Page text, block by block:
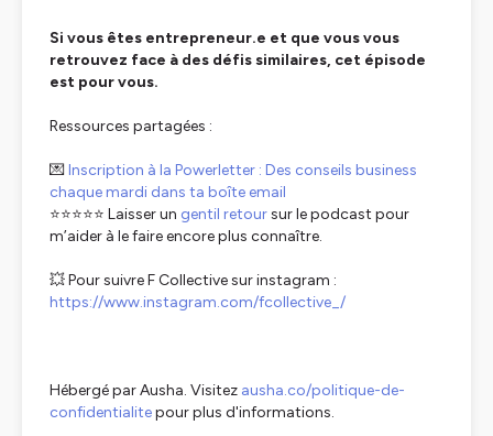
Si vous êtes entrepreneur.e et que vous vous
retrouvez face à des défis similaires, cet épisode
est pour vous.
Ressources partagées :
💌 Inscription à la Powerletter : Des conseils business
chaque mardi dans ta boîte email
⭐️⭐️⭐️⭐️⭐️ Laisser un gentil retoursur le podcast pour
m’aider à le faire encore plus connaître.
💥 Pour suivre F Collective sur instagram :
https://www.instagram.com/fcollective_/
Hébergé par Ausha. Visitez ausha.co/politique-de-
confidentialitepour plus d'informations.